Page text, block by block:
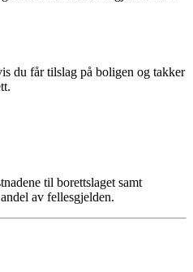
du får tilslag på boligen og takker
til borettslaget samt
av fellesgjelden.